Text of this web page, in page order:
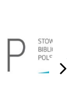
next